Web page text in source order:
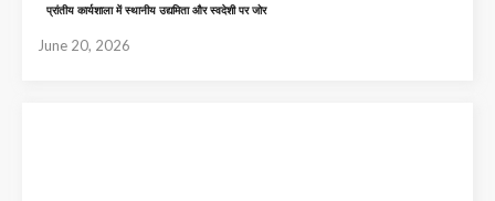
प्रांतीय कार्यशाला में स्थानीय उद्यमिता और स्वदेशी पर जोर
June 20, 2026